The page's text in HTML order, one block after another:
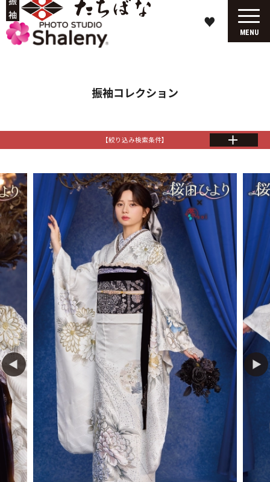
♥
MENU
振袖コレクション
【絞り込み検索条件】